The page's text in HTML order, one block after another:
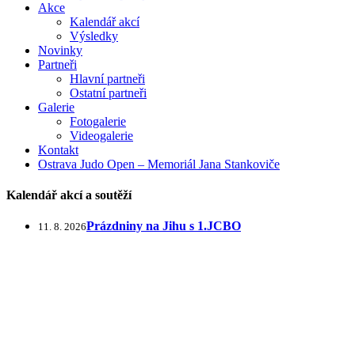
Akce
Kalendář akcí
Výsledky
Novinky
Partneři
Hlavní partneři
Ostatní partneři
Galerie
Fotogalerie
Videogalerie
Kontakt
Ostrava Judo Open – Memoriál Jana Stankoviče
Kalendář akcí a soutěží
11. 8. 2026Prázdniny na Jihu s 1.JCBO